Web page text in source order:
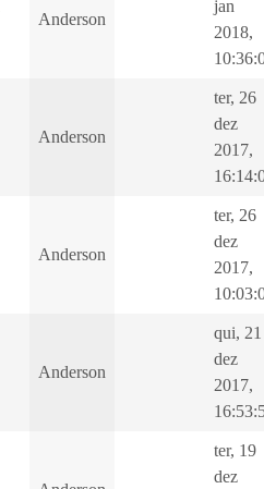
Anderson
jan
2018,
Anderson
ter, 26
dez
2017,
Anderson
ter, 26
dez
2017,
Anderson
qui, 21
dez
2017,
ter, 19
dez